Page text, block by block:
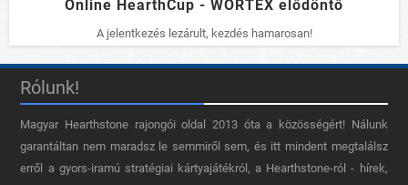
Online HearthCup - WORTEX elődöntő
A jelentkezés lezárult, kezdés hamarosan!
Rólunk!
Magyar Hearthstone​ rajongói oldal 2013 óta a közösségért! Nálunk
garantáltan nem maradsz le semmiről sem, és itt mindent megtalálsz
erről a gyors-iramú stratégiai kártyajátékról, a Hearthstone-ról - hírek,